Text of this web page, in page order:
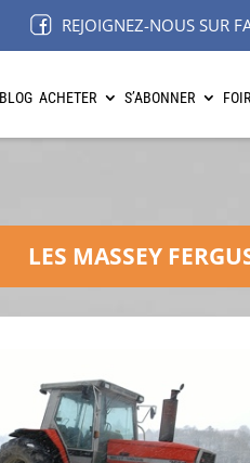
REJOIGNEZ-NOUS SUR
BLOG ACHETER S’ABONNER
LES MASSEY